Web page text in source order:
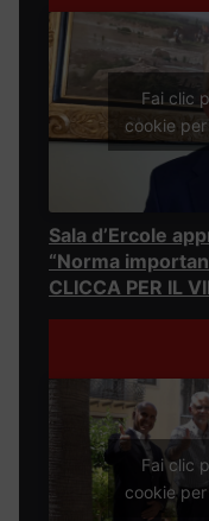
Fai clic
cookie
Sala d’Ercole
“Norma
CLICCA PER IL
Fai clic
cookie